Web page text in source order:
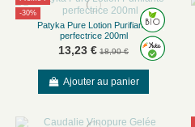
-30%
Patyka Pure Lotion Purifiante
perfectrice 200ml
13,23 € 18,90 €
Ajouter au panier